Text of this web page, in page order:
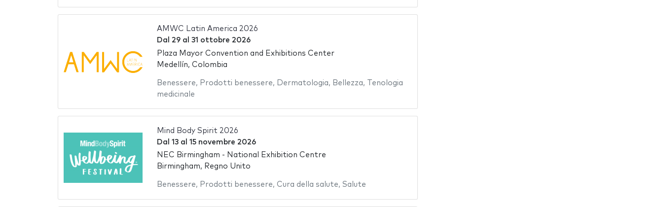
AMWC Latin America 2026
Dal 29al 31 ottobre 2026
Plaza Mayor Convention and Exhibitions Center
Medellín, Colombia
Benessere, Prodotti benessere, Dermatologia, Bellezza,
Tenologia
medicinale
Mind Body Spirit 2026
Dal 13al 15 novembre 2026
NEC Birmingham - National Exhibition Centre
Birmingham, Regno Unito
Benessere, Prodotti benessere, Cura della salute, Salute